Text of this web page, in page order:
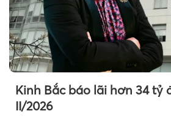
Kinh Bắc báo lãi hơn 34 tỷ
II/2026